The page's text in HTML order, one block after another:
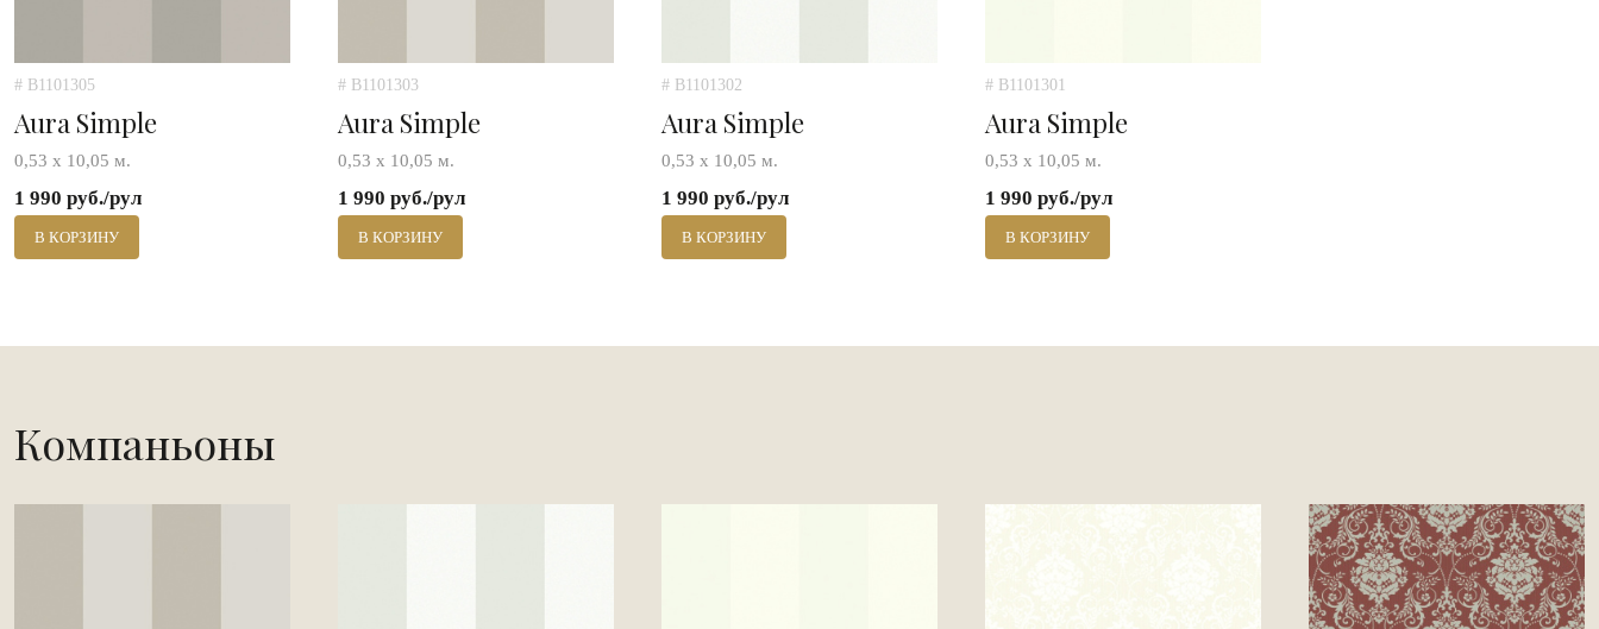
# B1101305
Aura Simple
0,53 х 10,05 м.
1 990 руб./рул
В КОРЗИНУ
# B1101303
Aura Simple
0,53 х 10,05 м.
1 990 руб./рул
В КОРЗИНУ
# B1101302
Aura Simple
0,53 х 10,05 м.
1 990 руб./рул
В КОРЗИНУ
# B1101301
Aura Simple
0,53 х 10,05 м.
1 990 руб./рул
В КОРЗИНУ
Компаньоны